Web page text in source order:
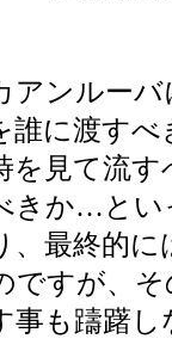
ンルーバ
誰に渡す
を見て流
きか…とい
、最終的
ですが、
事も躊躇